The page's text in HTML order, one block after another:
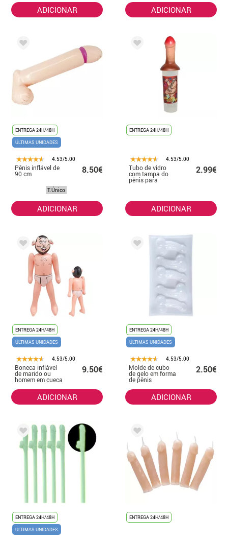
ADICIONAR ADICIONAR
ENTREGA 24H/48H
ÚLTIMAS UNIDADES
4.53/5.00
Pênis inflável de
90 cm 8.50€
T.Único
ADICIONAR
ENTREGA 24H/48H
4.53/5.00
Tubo de vidro
com tampa do
pênis para
despedidas
2.99€
ADICIONAR
ENTREGA 24H/48H
ÚLTIMAS UNIDADES
4.53/5.00
Boneca inflável
de marido ou
homem em cueca
9.50€
ADICIONAR
ENTREGA 24H/48H
ÚLTIMAS UNIDADES
4.53/5.00
Molde de cubo
de gelo em forma
de pênis
2.50€
ADICIONAR
ENTREGA 24H/48H
ÚLTIMAS UNIDADES
ENTREGA 24H/48H